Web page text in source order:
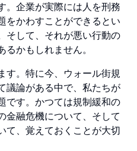
。企業が実際には人を刑務
をかわすことができるとい
そして、それが悪い行動の
かもしれません。
す。特に今、ウォール街規
議論がある中で、私たちが
です。かつては規制緩和の
金融危機について、そして
て、覚えておくことが大切